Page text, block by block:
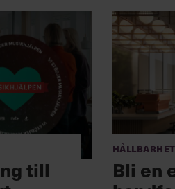
till
Hållbarhet
Bli en